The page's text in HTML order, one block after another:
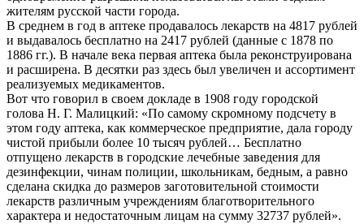
жителям русской части города.
В среднем в год в аптеке продавалось лекарств на 4817 рублей
и выдавалось бесплатно на 2417 рублей (данные с 1878 по
1886 гг.). В начале века первая аптека была реконструирована
и расширена. В десятки раз здесь был увеличен и ассортимент
реализуемых медикаментов.
Вот что говорил в своем докладе в 1908 году городской
голова Н. Г. Малицкий: «По самому скромному подсчету в
этом году аптека, как коммерческое предприятие, дала городу
чистой прибыли более 10 тысяч рублей… Бесплатно
отпущено лекарств в городские лечебные заведения для
дезинфекции, чинам полиции, школьникам, бедным, а равно
сделана скидка до размеров заготовительной стоимости
лекарств различным учреждениям благотворительного
характера и недостаточным лицам на сумму 32737 рублей».